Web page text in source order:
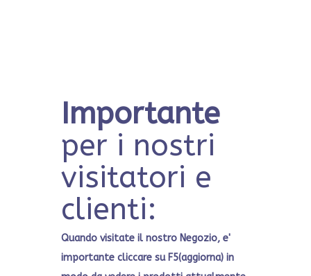
Importante
per i nostri
visitatori e
clienti:
Quando visitate il nostro Negozio, e'
importante cliccare su F5(aggiorna) in